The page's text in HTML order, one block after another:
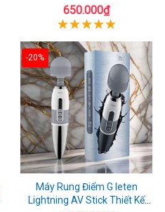
650.000₫
-20%
Máy Rung Điểm G leten
Lightning AV Stick Thiết Kế